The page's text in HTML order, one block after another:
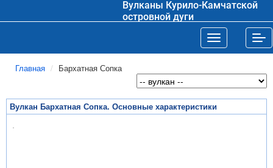
Вулканы Курило-Камчатской
островной дуги
Toggle
Главная Бархатная Сопка
Вулкан Бархатная Сопка. Основные характеристики